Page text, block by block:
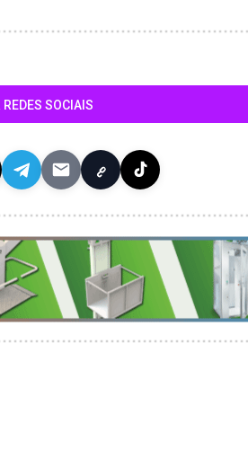
SOCIAIS